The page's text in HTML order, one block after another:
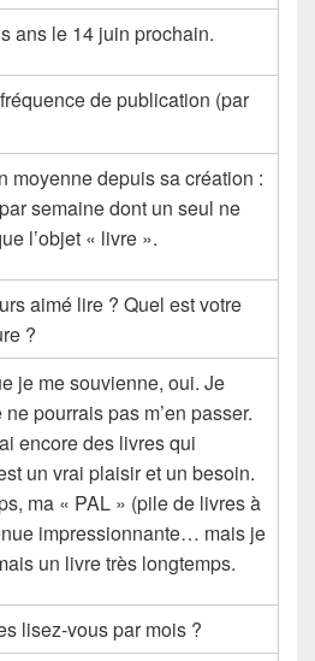
ans le 14 juin prochain.
de publication (par
depuis sa création :
semaine dont un seul ne
l’objet « livre ».
aimé lire ? Quel est votre
?
je me souvienne, oui. Je
pourrais pas m’en passer.
encore des livres qui
un vrai plaisir et un besoin.
ma « PAL » (pile de livres à
impressionnante… mais je
un livre très longtemps.
lisez-vous par mois ?